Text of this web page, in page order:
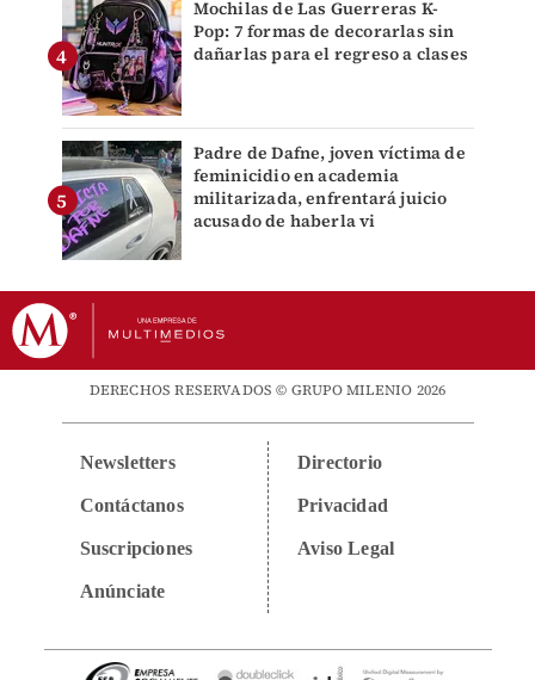
Mochilas de Las Guerreras K-
Pop: 7 formas de decorarlas sin
dañarlas para el regreso a clases
Padre de Dafne, joven víctima de
feminicidio en academia
militarizada, enfrentará juicio
acusado de haberla vi
DERECHOS RESERVADOS © GRUPO MILENIO 2026
Newsletters
Contáctanos
Suscripciones
Anúnciate
Directorio
Privacidad
Aviso Legal